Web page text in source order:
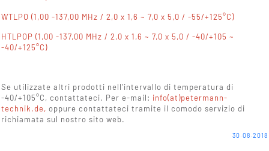
WTLPO (1,00 -137,00 MHz / 2,0 x 1,6 ~ 7,0 x 5,0 / -55/+125°C)
HTLPOP (1,00 -137,00 MHz / 2,0 x 1,6 ~ 7,0 x 5,0 / -40/+105 ~
-40/+125°C)
Se utilizzate altri prodotti nell'intervallo di temperatura di
-40/+105°C, contattateci. Per e-mail: info(at)petermann-
technik.de, oppure contattateci tramite il comodo servizio di
richiamata sul nostro sito web.
30.08.2018